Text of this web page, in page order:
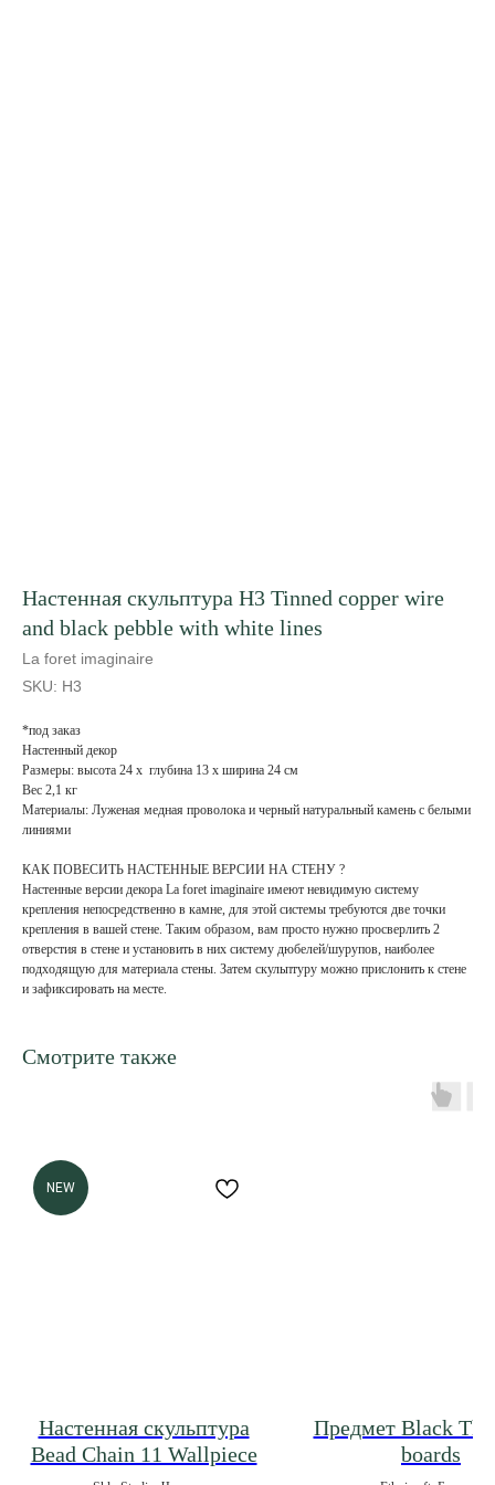
Настенная скульптура H3 Tinned copper wire
and black pebble with white lines
La foret imaginaire
SKU: H3
*под заказ
Настенный декор
Размеры: высота 24 x глубина 13 x ширина 24 см
Вес 2,1 кг
Материалы: Луженая медная проволока и черный натуральный камень с белыми
линиями
КАК ПОВЕСИТЬ НАСТЕННЫЕ ВЕРСИИ НА СТЕНУ ?
Настенные версии декора La foret imaginaire имеют невидимую систему
крепления непосредственно в камне, для этой системы требуются две точки
крепления в вашей стене. Таким образом, вам просто нужно просверлить 2
отверстия в стене и установить в них систему дюбелей/шурупов, наиболее
подходящую для материала стены. Затем скульптуру можно прислонить к стене
и зафиксировать на месте.
Смотрите также
NEW
Настенная скульптура
Bead Chain 11 Wallpiece
Предмет Black
boards